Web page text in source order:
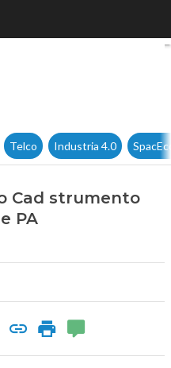
(PD): “Nuovo Cad
Telco Industria 4.0
Cad strumento
PA